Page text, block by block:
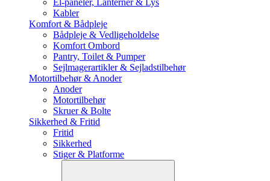
El-paneler, Lanterner & Lys
Kabler
Komfort & Bådpleje
Bådpleje & Vedligeholdelse
Komfort Ombord
Pantry, Toilet & Pumper
Sejlmagerartikler & Sejladstilbehør
Motortilbehør & Anoder
Anoder
Motortilbehør
Skruer & Bolte
Sikkerhed & Fritid
Fritid
Sikkerhed
Stiger & Platforme